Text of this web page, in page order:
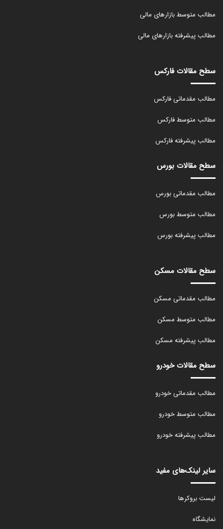
مطالب متوسط بازارهای مالی
مطالب پیشرفته بازارهای مالی
سطح مقالات فارکس
مطالب مقدماتی فارکس
مطالب متوسط فارکس
مطالب پیشرفته فارکس
سطح مقالات بورس
مطالب مقدماتی بورس
مطالب متوسط بورس
مطالب پیشرفته بورس
سطح مقالات مسکن
مطالب مقدماتی مسکن
مطالب متوسط مسکن
مطالب پیشرفته مسکن
سطح مقالات خودرو
مطالب مقدماتی خودرو
مطالب متوسط خودرو
مطالب پیشرفته خودرو
سایر لینک‌های مفید
لیست بروکرها
نمایشگاه